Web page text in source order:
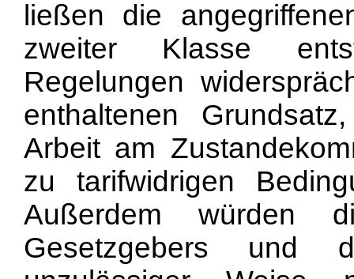
ließen die
zweiter Klasse
Regelungen
enthaltenen
Arbeit am
zu tarifwidrigen
Außerdem würden
Gesetzgebers und